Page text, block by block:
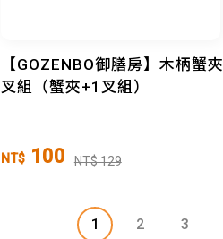
【GOZENBO御膳房】木柄蟹夾
叉組（蟹夾+1叉組）
NT$ 100 NT$ 129
1 2 3